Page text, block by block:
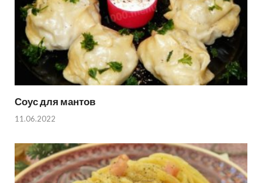
Соус для мантов
11.06.2022